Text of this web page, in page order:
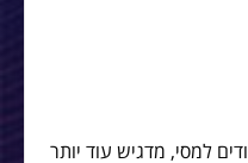
למסי, מדגיש עוד יותר